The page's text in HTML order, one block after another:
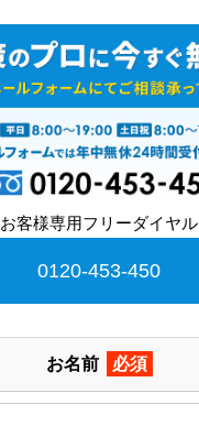
お客様専用フリーダイヤル
0120-453-450
お名前 必須